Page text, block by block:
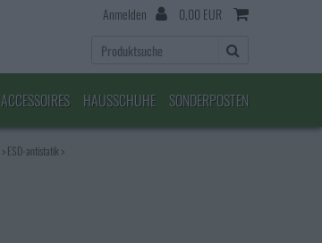
Anmelden 0,00 EUR
ACCESSOIRES HAUSSCHUHE SONDERPOSTEN
>ESD-antistatik >